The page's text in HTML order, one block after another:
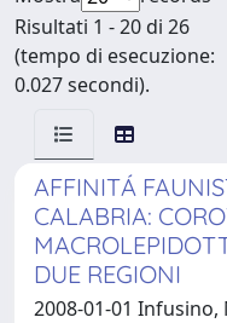
Risultati 1 - 20 di 26
(tempo di esecuzione:
0.027 secondi).
AFFINITÁ
CALABRIA:
DUE REGIONI
2008-01-01 Infusino,